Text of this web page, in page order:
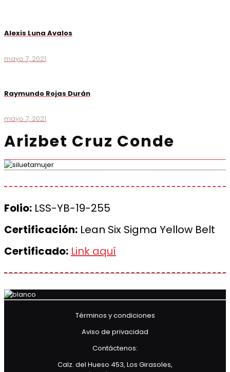
Alexis Luna Avalos
mayo 7, 2021
Raymundo Rojas Durán
mayo 7, 2021
Arizbet Cruz Conde
Folio: LSS-YB-19-255
Certificación: Lean Six Sigma Yellow Belt
Certificado: Link aquí
Términos y condiciones
Aviso de privacidad
Contáctenos:
Calz. del Hueso 453, Los Girasoles,